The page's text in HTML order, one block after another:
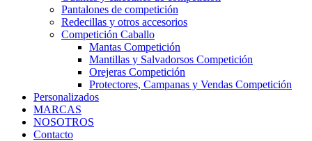
Pantalones de competición
Redecillas y otros accesorios
Competición Caballo
Mantas Competición
Mantillas y Salvadorsos Competición
Orejeras Competición
Protectores, Campanas y Vendas Competición
Personalizados
MARCAS
NOSOTROS
Contacto